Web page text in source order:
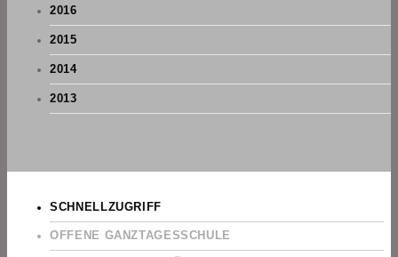
2016
2015
2014
2013
SCHNELLZUGRIFF
OFFENE GANZTAGESSCHULE